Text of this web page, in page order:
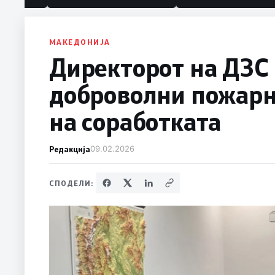
МАКЕДОНИЈА
Директорот на ДЗС
доброволни
на соработката
Редакција09.02.2026
СПОДЕЛИ: